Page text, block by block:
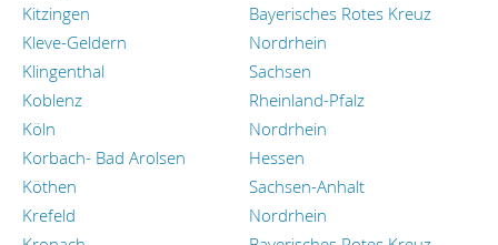
Kitzingen
Bayerisches Rotes Kreuz
Kleve-Geldern
Nordrhein
Klingenthal
Sachsen
Koblenz
Rheinland-Pfalz
Köln
Nordrhein
Korbach- Bad Arolsen
Hessen
Köthen
Sachsen-Anhalt
Krefeld
Nordrhein